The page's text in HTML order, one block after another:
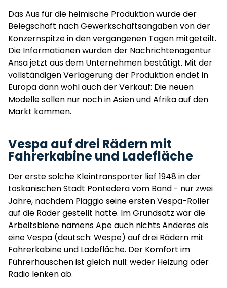
Das Aus für die heimische Produktion wurde der
Belegschaft nach Gewerkschaftsangaben von der
Konzernspitze in den vergangenen Tagen mitgeteilt.
Die Informationen wurden der Nachrichtenagentur
Ansa jetzt aus dem Unternehmen bestätigt. Mit der
vollständigen Verlagerung der Produktion endet in
Europa dann wohl auch der Verkauf: Die neuen
Modelle sollen nur noch in Asien und Afrika auf den
Markt kommen.
Vespa auf drei Rädern mit
Fahrerkabine und Ladefläche
Der erste solche Kleintransporter lief 1948 in der
toskanischen Stadt Pontedera vom Band - nur zwei
Jahre, nachdem Piaggio seine ersten Vespa-Roller
auf die Räder gestellt hatte. Im Grundsatz war die
Arbeitsbiene namens Ape auch nichts Anderes als
eine Vespa (deutsch: Wespe) auf drei Rädern mit
Fahrerkabine und Ladefläche. Der Komfort im
Führerhäuschen ist gleich null: weder Heizung oder
Radio lenken ab.